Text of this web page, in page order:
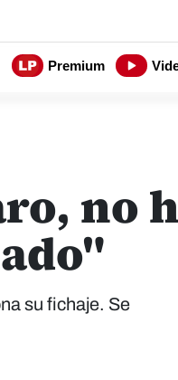
Premium
no
su fichaje. Se